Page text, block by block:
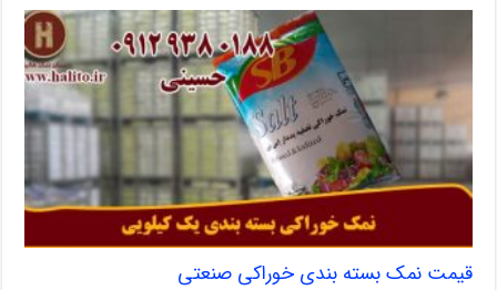
قیمت نمک بسته بندی خوراکی صنعتی